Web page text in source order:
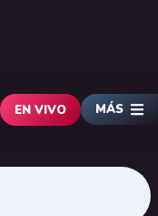
EN VIVO MÁS